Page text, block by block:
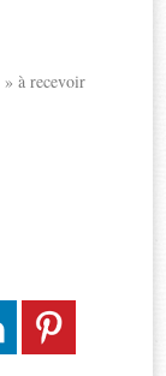
» à recevoir